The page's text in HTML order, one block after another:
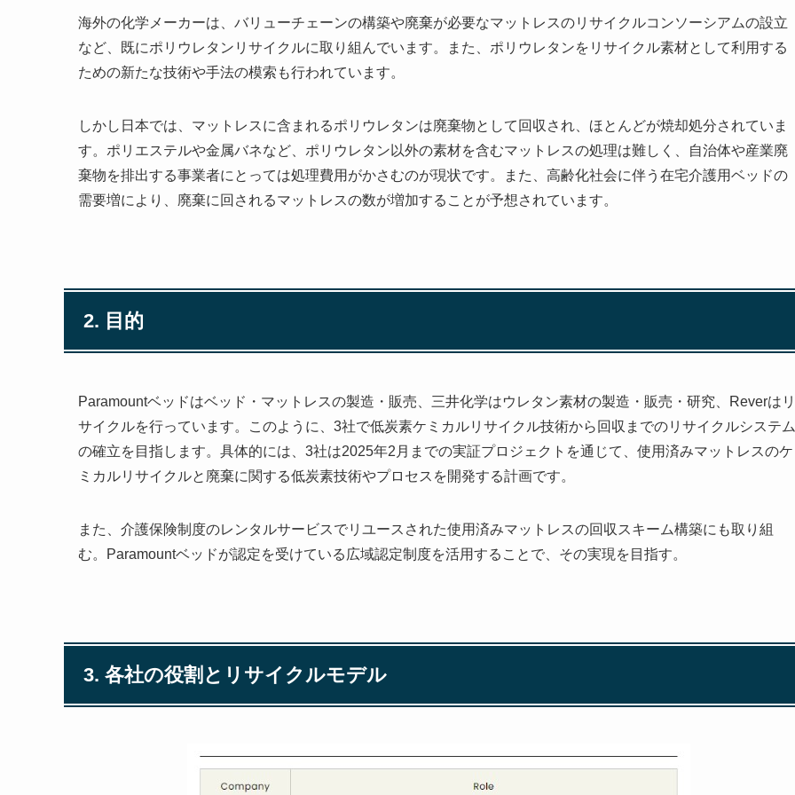
海外の化学メーカーは、バリューチェーンの構築や廃棄が必要なマットレスのリサイクルコンソーシアムの設立
など、既にポリウレタンリサイクルに取り組んでいます。また、ポリウレタンをリサイクル素材として利用する
ための新たな技術や手法の模索も行われています。
しかし日本では、マットレスに含まれるポリウレタンは廃棄物として回収され、ほとんどが焼却処分されていま
す。ポリエステルや金属バネなど、ポリウレタン以外の素材を含むマットレスの処理は難しく、自治体や産業廃
棄物を排出する事業者にとっては処理費用がかさむのが現状です。また、高齢化社会に伴う在宅介護用ベッドの
需要増により、廃棄に回されるマットレスの数が増加することが予想されています。
2. 目的
Paramountベッドはベッド・マットレスの製造・販売、三井化学はウレタン素材の製造・販売・研究、Reverはリ
サイクルを行っています。このように、3社で低炭素ケミカルリサイクル技術から回収までのリサイクルシステム
の確立を目指します。具体的には、3社は2025年2月までの実証プロジェクトを通じて、使用済みマットレスのケ
ミカルリサイクルと廃棄に関する低炭素技術やプロセスを開発する計画です。
また、介護保険制度のレンタルサービスでリユースされた使用済みマットレスの回収スキーム構築にも取り組
む。Paramountベッドが認定を受けている広域認定制度を活用することで、その実現を目指す。
3. 各社の役割とリサイクルモデル